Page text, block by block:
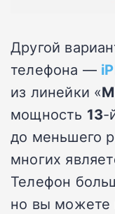
Другой
телефона —
из линейки «
мощность 13-
до меньшего
многих
Телефон
но вы можете